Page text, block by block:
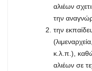
αλιέων
την
την
κ.λ.π.),
αλιέων σε